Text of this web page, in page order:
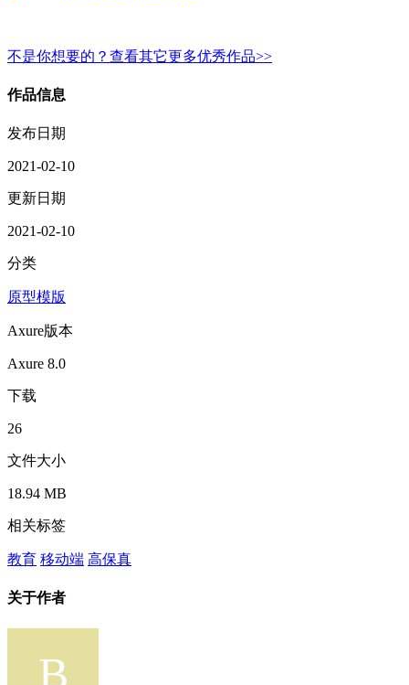
不是你想要的？查看其它更多优秀作品>>
作品信息
发布日期
2021-02-10
更新日期
2021-02-10
分类
原型模版
Axure版本
Axure 8.0
下载
26
文件大小
18.94 MB
相关标签
教育 移动端 高保真
关于作者